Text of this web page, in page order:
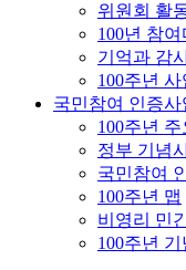
위원회 활
100년 참
기억과 감
100주년 사
국민참여 인증사
100주년 주
정부 기념
국민참여
100주년 맵
비영리 민
100주년